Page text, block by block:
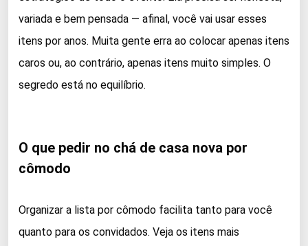
variada e bem pensada — afinal, você vai usar esses
itens por anos. Muita gente erra ao colocar apenas itens
caros ou, ao contrário, apenas itens muito simples. O
segredo está no equilíbrio.
O que pedir no chá de casa nova por
cômodo
Organizar a lista por cômodo facilita tanto para você
quanto para os convidados. Veja os itens mais